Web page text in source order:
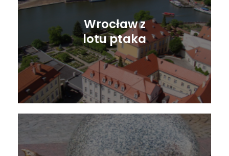
Wrocław z
lotu ptaka